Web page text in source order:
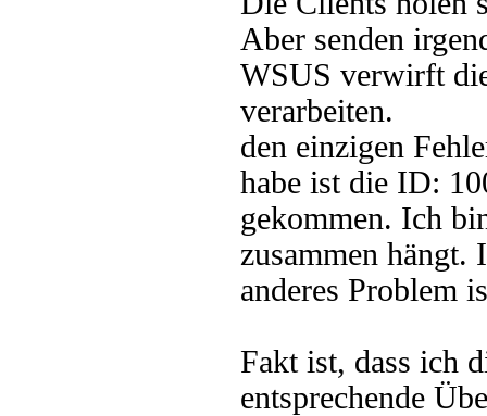
Aber senden
WSUS verwirft
verarbeiten.
den einzigen
habe ist die ID:
gekommen. Ich
zusammen hängt.
anderes Problem
Fakt ist, dass ich
entsprechende